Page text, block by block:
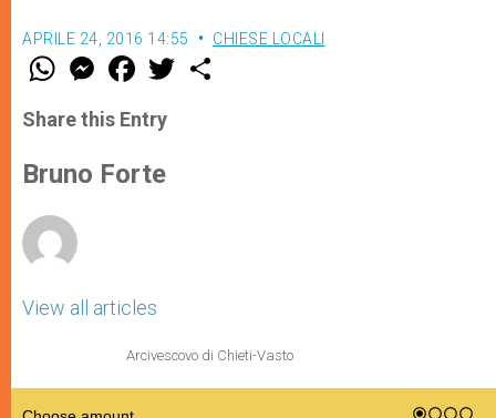
APRILE 24, 2016 14:55 CHIESE LOCALI
W
t
s
p
p
M
e
s
e
g
e
F
a
e
b
o
k
w
Share this Entry
Bruno Forte
View all articles
Arcivescovo di Chieti-Vasto